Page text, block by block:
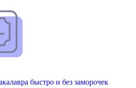
быстро и без заморочек